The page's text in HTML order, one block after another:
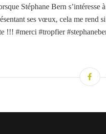
Stéphane Bern
ses vœux, cela me rend
!!! #merci #tropfier